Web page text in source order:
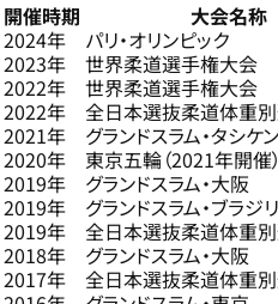
開催時期 大会名称
2024年
パリ・オリンピック
2023年
世界柔道選手権大会
2022年
世界柔道選手権大会
2022年
全日本選抜柔道体重
2021年
グランドスラム・タシケ
2020年
東京五輪（2021年開催）
2019年
グランドスラム・大阪
2019年
グランドスラム・ブラジ
2019年
全日本選抜柔道体重
2018年
グランドスラム・大阪
2017年
全日本選抜柔道体重